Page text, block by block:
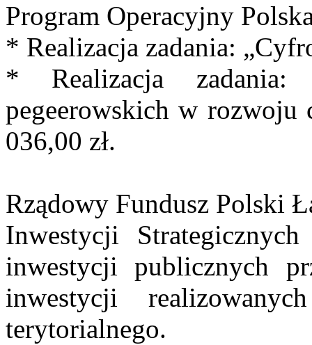
Program Operacyjny
* Realizacja zadania:
* Realizacja
pegeerowskich w
036,00 zł.
Rządowy Fundusz Polski
Inwestycji
inwestycji publicznych
inwestycji
terytorialnego.